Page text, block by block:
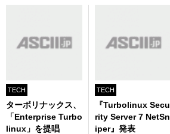
TECH
ターボリナックス、
「Enterprise Turbo
linux」を提唱
TECH
『Turbolinux Secu
rity Server 7 NetSn
iper』発表